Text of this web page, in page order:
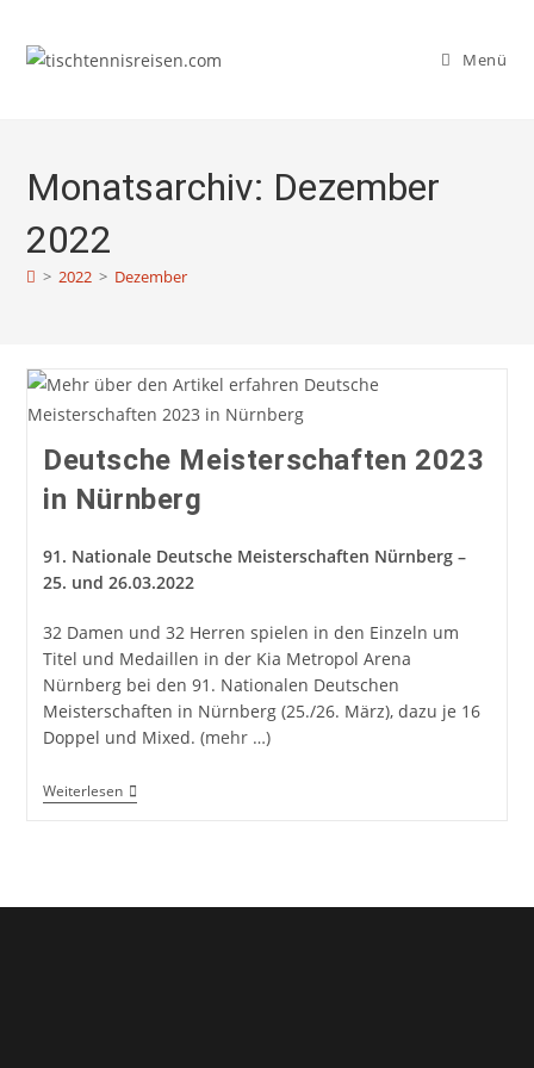
Inhalt
springen
Menü
Monatsarchiv: Dezember
2022
> 2022 > Dezember
Deutsche Meisterschaften 2023
in Nürnberg
91. Nationale Deutsche Meisterschaften Nürnberg –
25. und 26.03.2022
32 Damen und 32 Herren spielen in den Einzeln um
Titel und Medaillen in der Kia Metropol Arena
Nürnberg bei den 91. Nationalen Deutschen
Meisterschaften in Nürnberg (25./26. März), dazu je 16
Doppel und Mixed. (mehr …)
WeiterlesenDeutsche
Meisterschaften